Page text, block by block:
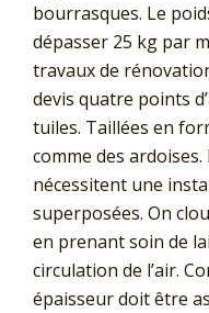
bourrasques. Le
dépasser 25 kg par
travaux de
devis quatre points
tuiles. Taillées en
comme des
nécessitent une
superposées. On
en prenant soin de
circulation de l’air.
épaisseur doit être